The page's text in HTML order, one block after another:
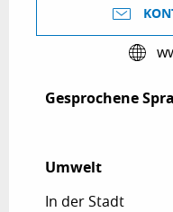
Gesprochene
Gesprochene
Umwelt
Umwelt
In der Stadt